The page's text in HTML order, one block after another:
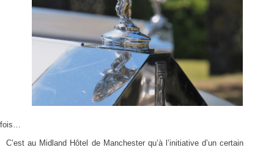
fois…
C’est au Midland Hôtel de Manchester qu’à l’initiative d’un certain